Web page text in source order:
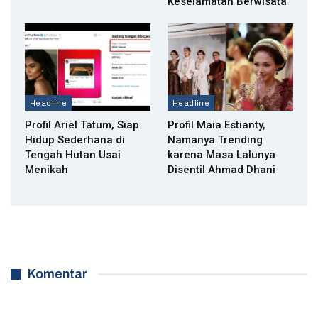
Headline
Profil Ariel Tatum, Siap
Hidup Sederhana di
Tengah Hutan Usai
Menikah
Headline
Profil Maia Estianty,
Namanya Trending
karena Masa Lalunya
Disentil Ahmad Dhani
Komentar